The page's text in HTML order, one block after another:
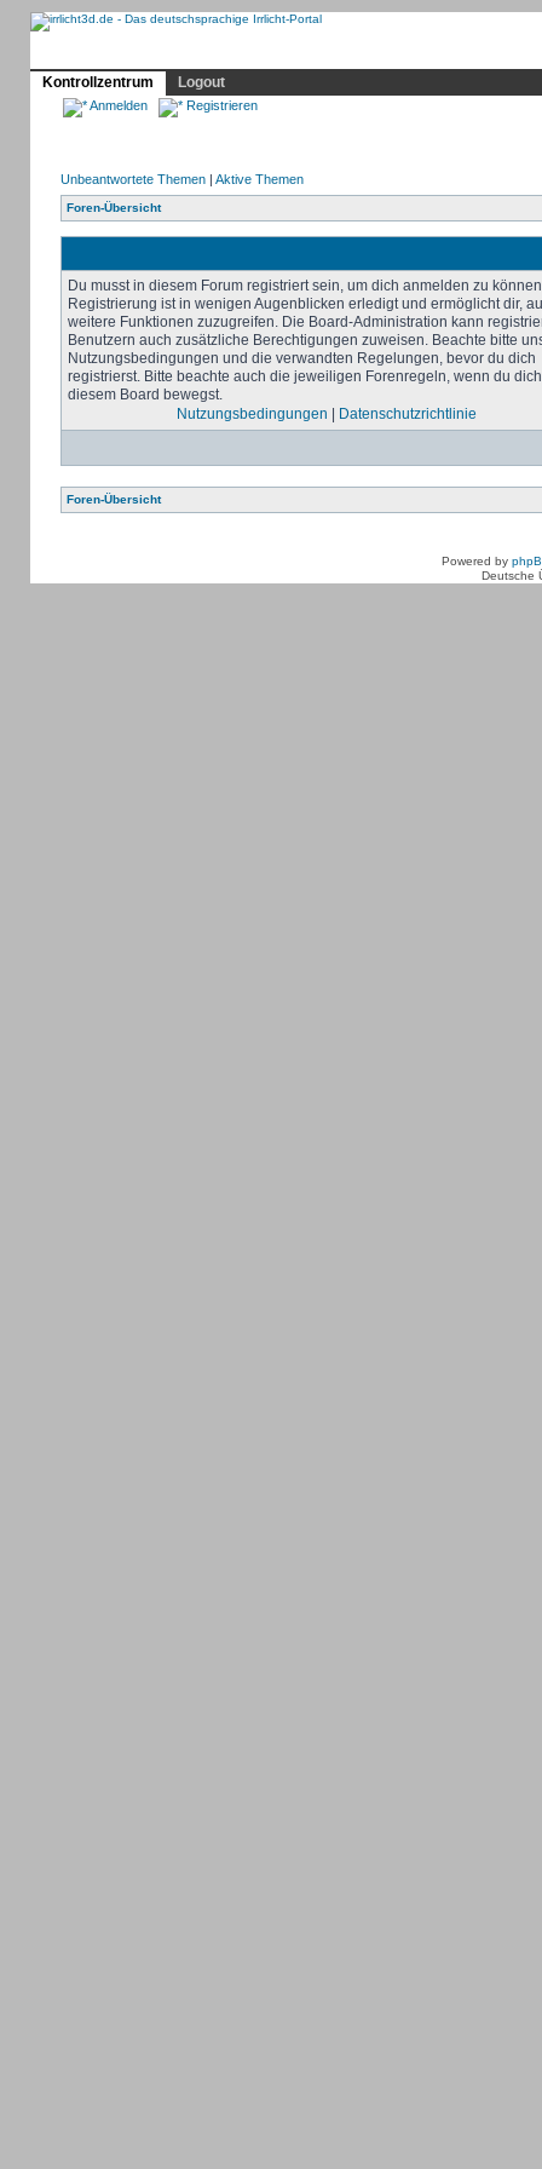
Kontrollzentrum
Logout
Anmelden Registrieren
Unbeantwortete Themen| Aktive Themen
Foren-Übersicht
Du musst in diesem Forum registriert sein, um dich anmelden zu
Registrierung ist in wenigen Augenblicken erledigt und ermöglicht dir,
weitere Funktionen zuzugreifen. Die Board-Administration kann
Benutzern auch zusätzliche Berechtigungen zuweisen. Beachte bitte
Nutzungsbedingungen und die verwandten Regelungen, bevor du dich
registrierst. Bitte beachte auch die jeweiligen Forenregeln, wenn du
diesem Board bewegst.
Nutzungsbedingungen
Datenschutzrichtlinie
Foren-Übersicht
Powered by
Deutsche